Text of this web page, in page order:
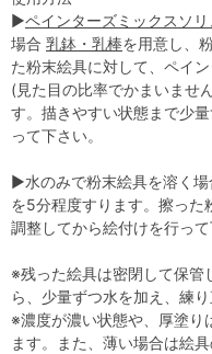
▶ペインターズミックスソ
場合 乳鉢・乳棒を用意し、
た粉末絵具に対して、ペイ
(見た目の比率でかまいませ
す。描きやすい状態まで少
って下さい。
▶水のみで粉末絵具を溶く
を5分程度すります。擦った
調整してから絵付けを行って
※残った絵具は密閉して保管
ら、少量ずつ水を加え、練
※濃度が濃い状態や、厚塗り
ます。また、薄い場合は絵